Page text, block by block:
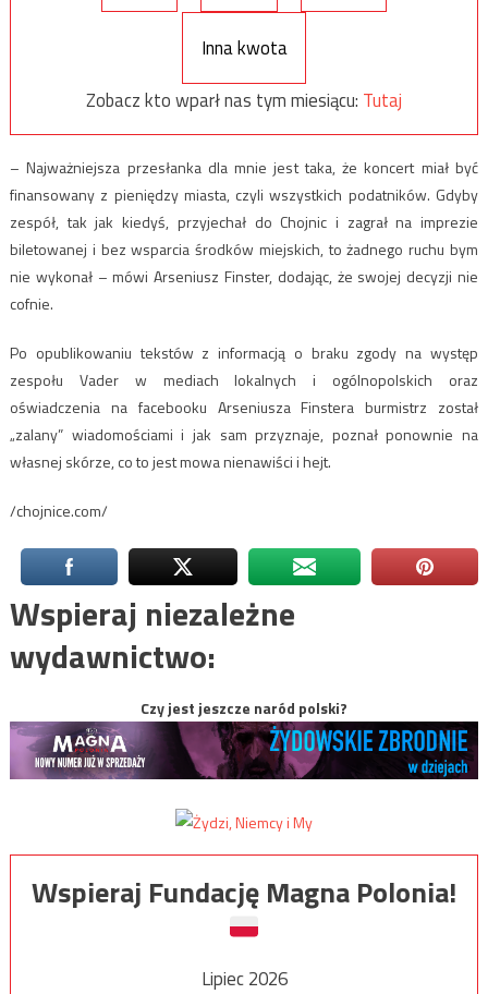
Inna kwota
Zobacz kto wparł nas tym miesiącu: Tutaj
– Najważniejsza przesłanka dla mnie jest taka, że koncert miał być
finansowany z pieniędzy miasta, czyli wszystkich podatników. Gdyby
zespół, tak jak kiedyś, przyjechał do Chojnic i zagrał na imprezie
biletowanej i bez wsparcia środków miejskich, to żadnego ruchu bym
nie wykonał – mówi Arseniusz Finster, dodając, że swojej decyzji nie
cofnie.
Po opublikowaniu tekstów z informacją o braku zgody na występ
zespołu Vader w mediach lokalnych i ogólnopolskich oraz
oświadczenia na facebooku Arseniusza Finstera burmistrz został
„zalany” wiadomościami i jak sam przyznaje, poznał ponownie na
własnej skórze, co to jest mowa nienawiści i hejt.
/chojnice.com/
Wspieraj niezależne
wydawnictwo:
Czy jest jeszcze naród polski?
Wspieraj Fundację Magna Polonia!
Lipiec 2026